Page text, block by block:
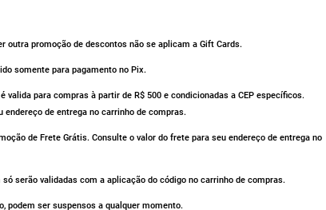
outra promoção de descontos não se aplicam a Gift Cards.
somente para pagamento no Pix.
valida para compras à partir de R$ 500 e condicionadas a CEP específicos.
de entrega no carrinho de compras.
de Frete Grátis. Consulte o valor do frete para seu endereço de entrega no
serão validadas com a aplicação do código no carrinho de compras.
podem ser suspensos a qualquer momento.